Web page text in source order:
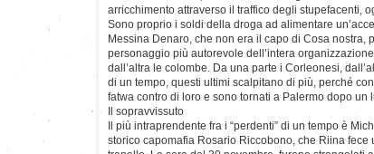
arricchimento attraverso il traffico degli stupefacenti,
Sono proprio i soldi della droga ad alimentare
Messina Denaro, che non era il capo di Cosa nostra,
personaggio più autorevole dell’intera
dall’altra le colombe. Da una parte i Corleonesi,
di un tempo, questi ultimi scalpitano di più, perché
fatwa contro di loro e sono tornati a Palermo dopo un
Il sopravvissuto
Il più intraprendente fra i “perdenti” di un tempo è
storico capomafia Rosario Riccobono, che Riina